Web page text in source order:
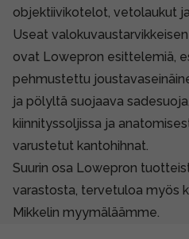
objektiivikotelot, vetolaukut
Useat
ovat Lowepron esittelemiä,
pehmustettu
ja pölyltä suojaava
kiinnityssoljissa ja
varustetut kantohihnat.
Suurin osa Lowepron
varastosta, tervetuloa myös
Mikkelin myymäläämme.